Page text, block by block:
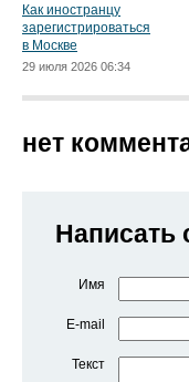
Как иностранцу
зарегистрироваться
в Москве
29 июля 2026 06:34
нет
Написать
Имя
E-mail
Текст